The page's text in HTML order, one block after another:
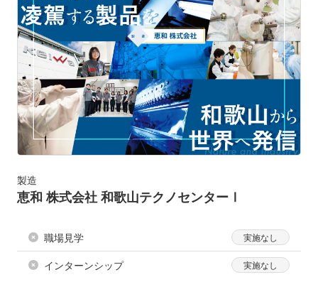
製造
恵和 株式会社 和歌山テクノセンターⅠ
職場見学
インターンシップ